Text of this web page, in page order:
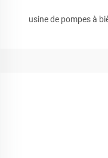
usine de pompes à